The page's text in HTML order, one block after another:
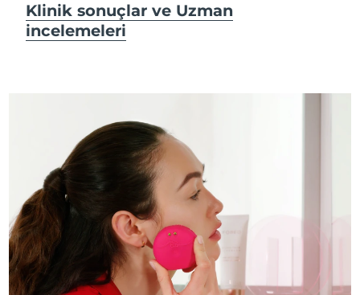
Klinik sonuçlar ve Uzman
incelemeleri